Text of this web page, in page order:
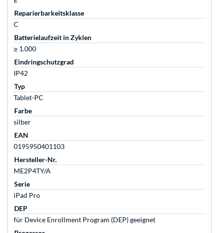
Reparierbarkeitsklasse
C
Batterielaufzeit in Zyklen
≥ 1.000
Eindringschutzgrad
IP42
Typ
Tablet-PC
Farbe
silber
EAN
0195950401103
Hersteller-Nr.
ME2P4TY/A
Serie
iPad Pro
DEP
für Device Enrollment Program (DEP) geeignet